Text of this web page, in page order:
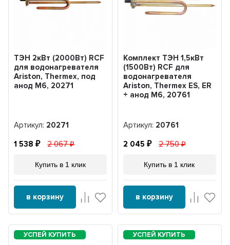
ТЭН 2кВт (2000Вт) RCF
для водонагревателя
Ariston, Thermex, под
анод М6, 20271
Артикул: 20271
1 538 2 067
Купить в 1 клик
в корзину
Комплект ТЭН 1,5кВт
(1500Вт) RCF для
водонагревателя
Ariston, Thermex ES, ER
+ анод М6, 20761
Артикул: 20761
2 045 2 750
Купить в 1 клик
в корзину